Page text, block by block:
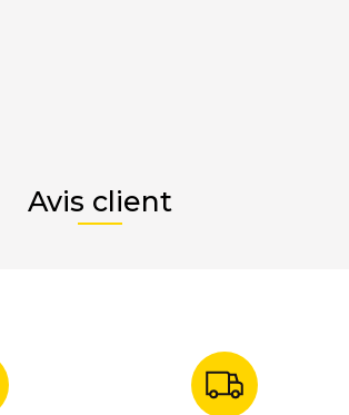
Avis client